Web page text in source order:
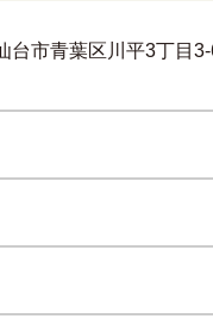
市青葉区川平3丁目3-